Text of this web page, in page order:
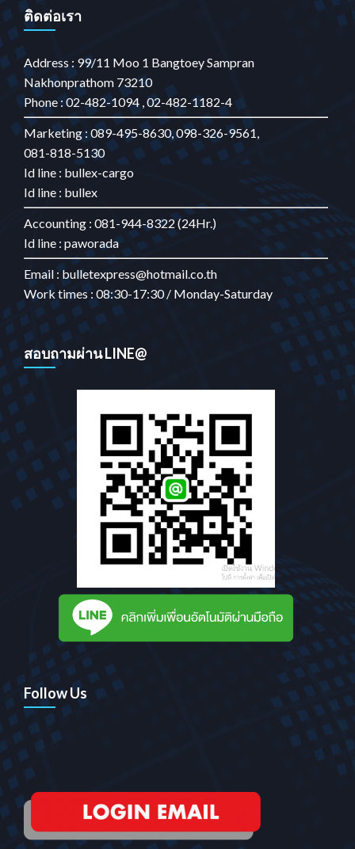
ติดต่อเรา
Address : 99/11 Moo 1 Bangtoey Sampran
Nakhonprathom 73210
Phone : 02-482-1094 , 02-482-1182-4
Marketing : 089-495-8630, 098-326-9561,
081-818-5130
Id line : bullex-cargo
Id line : bullex
Accounting : 081-944-8322 (24Hr.)
Id line : paworada
Email : bulletexpress@hotmail.co.th
Work times : 08:30-17:30 / Monday-Saturday
สอบถามผ่าน LINE@
Follow Us